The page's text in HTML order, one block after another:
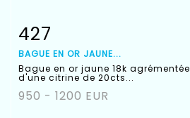
Fiche détaillée
427
BAGUE EN OR JAUNE...
Bague en or jaune 18k agrémentée
d'une citrine de 20cts...
950 - 1200 EUR